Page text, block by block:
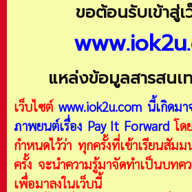
ขอต้อนรับเข้าสู่
แหล่งข้อมูลสารสน
เว็บไซต์ www.iok2u.com นี้เกิดมา
ภาพยนต์เรื่อง Pay It Forward โด
กำหนดไว้ว่า ทุกครั้งที่เข้าเรียนสัม
ครั้ง จะนำความรู้มาจัดทำเป็นบทค
เพื่อมาลงในเว็บนี้